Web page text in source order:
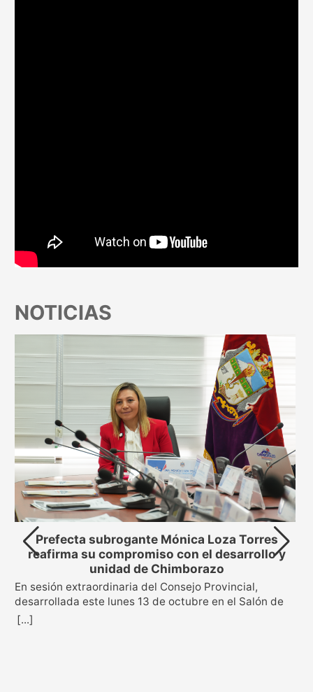
NOTICIAS
Prefecta subrogante Mónica Loza Torres
reafirma su compromiso con el desarrollo y
unidad de Chimborazo
En sesión extraordinaria del Consejo Provincial,
desarrollada este lunes 13 de octubre en el Salón de
Sesiones “Clemente Mancheno” de la Prefectura, se
[...]